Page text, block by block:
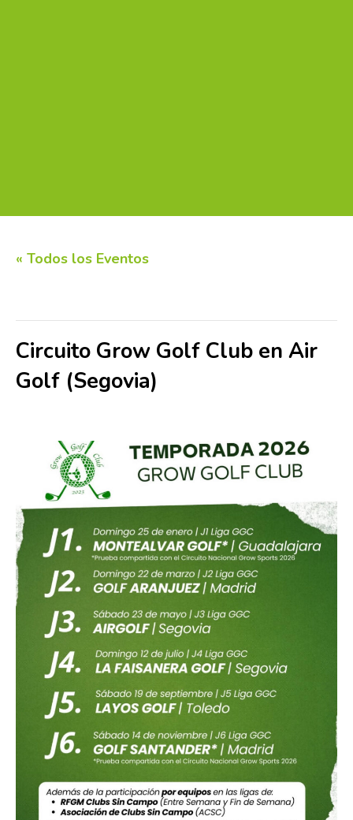
« Todos los Eventos
Circuito Grow Golf Club en Air
Golf (Segovia)